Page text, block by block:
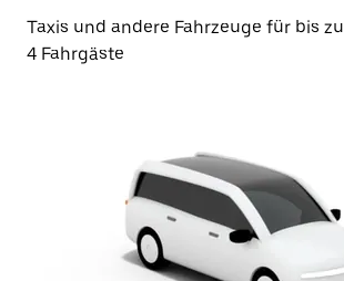
Taxis und andere Fahrzeuge für bis zu
4 Fahrgäste